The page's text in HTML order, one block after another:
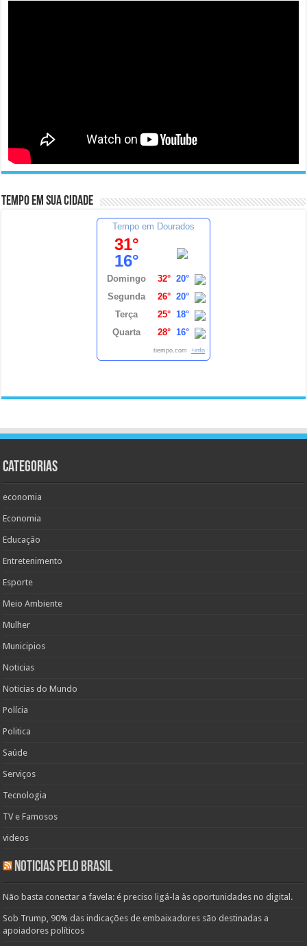
Tempo em sua cidade
Tempo em Dourados
31°
16°
Domingo 32° 20°
Segunda
26° 20°
Terça
25° 18°
Quarta
28° 16°
tiempo.com +info
Categorias
economia
Economia
Educação
Entretenimento
Esporte
Meio Ambiente
Mulher
Municipios
Noticias
Noticias do Mundo
Polícia
Politica
Saúde
Serviços
Tecnologia
TV e Famosos
videos
Noticias pelo Brasil
Não basta conectar a favela: é preciso ligá-la às oportunidades no digital.
Sob Trump, 90% das indicações de embaixadores são destinadas a
apoiadores políticos